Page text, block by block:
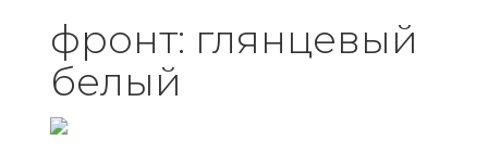
фронт: глянцевый
белый